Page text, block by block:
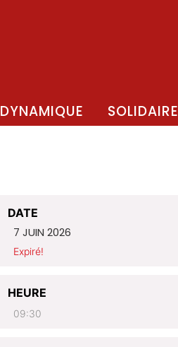
DYNAMIQUE SOLIDAIRE
DATE
7 JUIN 2026
Expiré!
HEURE
09:30